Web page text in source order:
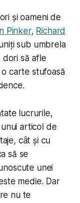
și oameni de
Pinker, Richard
sub umbrela
să afle
o carte stufoasă
.
lucrurile,
articol de
cât și cu
să se
unei
medie. Dar
nu te